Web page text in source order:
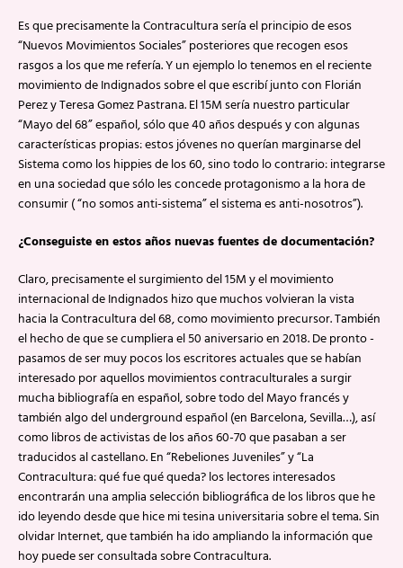
Es que precisamente la Contracultura sería el principio de esos
“Nuevos Movimientos Sociales” posteriores que recogen esos
rasgos a los que me refería. Y un ejemplo lo tenemos en el reciente
movimiento de Indignados sobre el que escribí junto con Florián
Perez y Teresa Gomez Pastrana. El 15M sería nuestro particular
“Mayo del 68” español, sólo que 40 años después y con algunas
características propias: estos jóvenes no querían marginarse del
Sistema como los hippies de los 60, sino todo lo contrario: integrarse
en una sociedad que sólo les concede protagonismo a la hora de
consumir ( “no somos anti-sistema” el sistema es anti-nosotros”).
¿Conseguiste en estos años nuevas fuentes de documentación?
Claro, precisamente el surgimiento del 15M y el movimiento
internacional de Indignados hizo que muchos volvieran la vista
hacia la Contracultura del 68, como movimiento precursor. También
el hecho de que se cumpliera el 50 aniversario en 2018. De pronto -
pasamos de ser muy pocos los escritores actuales que se habían
interesado por aquellos movimientos contraculturales a surgir
mucha bibliografía en español, sobre todo del Mayo francés y
también algo del underground español (en Barcelona, Sevilla…), así
como libros de activistas de los años 60-70 que pasaban a ser
traducidos al castellano. En “Rebeliones Juveniles” y “La
Contracultura: qué fue qué queda? los lectores interesados
encontrarán una amplia selección bibliográfica de los libros que he
ido leyendo desde que hice mi tesina universitaria sobre el tema. Sin
olvidar Internet, que también ha ido ampliando la información que
hoy puede ser consultada sobre Contracultura.